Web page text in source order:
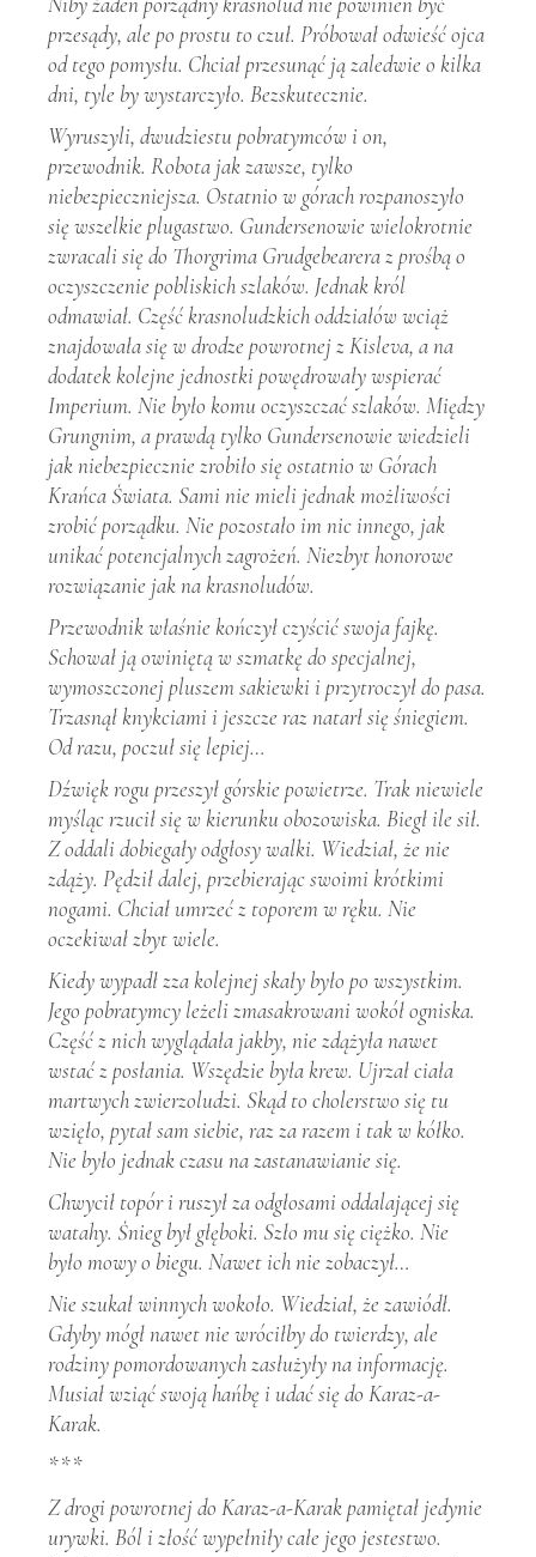
przesądy, ale po prostu to czuł. Próbował odwieść ojca
od tego pomysłu. Chciał przesunąć ją zaledwie o kilka
dni, tyle by wystarczyło. Bezskutecznie.
Wyruszyli, dwudziestu pobratymców i on,
przewodnik. Robota jak zawsze, tylko
niebezpieczniejsza. Ostatnio w górach rozpanoszyło
się wszelkie plugastwo. Gundersenowie wielokrotnie
zwracali się do Thorgrima Grudgebearera z prośbą o
oczyszczenie pobliskich szlaków. Jednak król
odmawiał. Część krasnoludzkich oddziałów wciąż
znajdowała się w drodze powrotnej z Kisleva, a na
dodatek kolejne jednostki powędrowały wspierać
Imperium. Nie było komu oczyszczać szlaków. Między
Grungnim, a prawdą tylko Gundersenowie wiedzieli
jak niebezpiecznie zrobiło się ostatnio w Górach
Krańca Świata. Sami nie mieli jednak możliwości
zrobić porządku. Nie pozostało im nic innego, jak
unikać potencjalnych zagrożeń. Niezbyt honorowe
rozwiązanie jak na krasnoludów.
Przewodnik właśnie kończył czyścić swoja fajkę.
Schował ją owiniętą w szmatkę do specjalnej,
wymoszczonej pluszem sakiewki i przytroczył do pasa.
Trzasnął knykciami i jeszcze raz natarł się śniegiem.
Od razu, poczuł się lepiej…
Dźwięk rogu przeszył górskie powietrze. Trak niewiele
myśląc rzucił się w kierunku obozowiska. Biegł ile sił.
Z oddali dobiegały odgłosy walki. Wiedział, że nie
zdąży. Pędził dalej, przebierając swoimi krótkimi
nogami. Chciał umrzeć z toporem w ręku. Nie
oczekiwał zbyt wiele.
Kiedy wypadł zza kolejnej skały było po wszystkim.
Jego pobratymcy leżeli zmasakrowani wokół ogniska.
Część z nich wyglądała jakby, nie zdążyła nawet
wstać z posłania. Wszędzie była krew. Ujrzał ciała
martwych zwierzoludzi. Skąd to cholerstwo się tu
wzięło, pytał sam siebie, raz za razem i tak w kółko.
Nie było jednak czasu na zastanawianie się.
Chwycił topór i ruszył za odgłosami oddalającej się
watahy. Śnieg był głęboki. Szło mu się ciężko. Nie
było mowy o biegu. Nawet ich nie zobaczył…
Nie szukał winnych wokoło. Wiedział, że zawiódł.
Gdyby mógł nawet nie wróciłby do twierdzy, ale
rodziny pomordowanych zasłużyły na informację.
Musiał wziąć swoją hańbę i udać się do Karaz-a-
Karak.
***
Z drogi powrotnej do Karaz-a-Karak pamiętał jedynie
urywki. Ból i złość wypełniły całe jego jestestwo.